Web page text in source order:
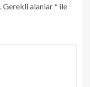
Gerekli alanlar* ile